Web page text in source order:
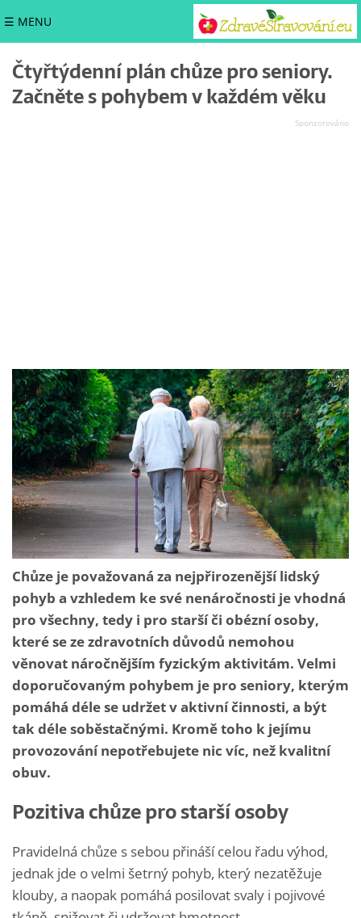
☰ MENU
Čtyřtýdenní plán chůze pro seniory.
Začněte s pohybem v každém věku
Chůze je považovaná za nejpřirozenější lidský
pohyb a vzhledem ke své nenáročnosti je vhodná
pro všechny, tedy i pro starší či obézní osoby,
které se ze zdravotních důvodů nemohou
věnovat náročnějším fyzickým aktivitám. Velmi
doporučovaným pohybem je pro seniory, kterým
pomáhá déle se udržet v aktivní činnosti, a být
tak déle soběstačnými. Kromě toho k jejímu
provozování nepotřebujete nic víc, než kvalitní
obuv.
Pozitiva chůze pro starší osoby
Pravidelná chůze s sebou přináší celou řadu výhod,
jednak jde o velmi šetrný pohyb, který nezatěžuje
klouby, a naopak pomáhá posilovat svaly i pojivové